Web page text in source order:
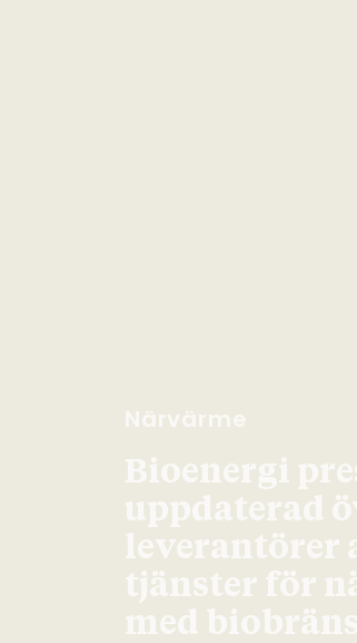
Närvärme
Bioenergi
uppdaterad
leverantörer
tjänster för
med